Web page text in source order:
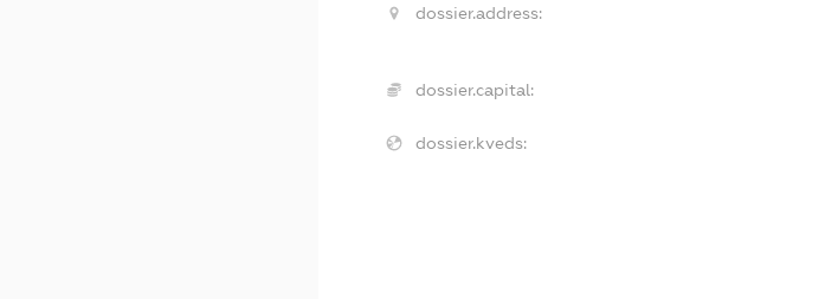
dossier.address:
dossier.capital:
dossier.kveds: